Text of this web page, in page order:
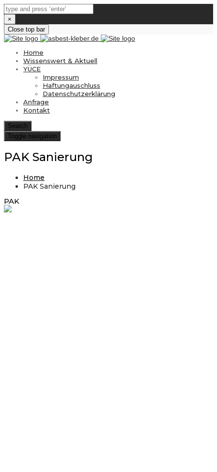
×
Close top bar
Home
Wissenswert & Aktuell
YÜCE
Impressum
Haftungauschluss
Datenschutzerklärung
Anfrage
Kontakt
Search
Toggle navigation
PAK Sanierung
Home
PAK Sanierung
PAK